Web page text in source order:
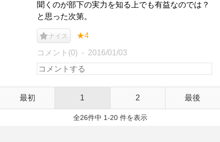
聞くのが部下の実力を知る上でも有益なのでは？
と思った次第。
ナイス ★4
コメント(0) 2016/01/03
最初 1 2 最後
全26件中 1-20 件を表示